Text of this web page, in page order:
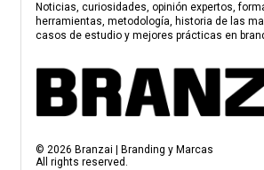
Noticias, curiosidades, opinión expertos,
herramientas, metodología, historia de las
casos de estudio y mejores prácticas en
© 2026 Branzai | Branding y Marcas
All rights reserved.